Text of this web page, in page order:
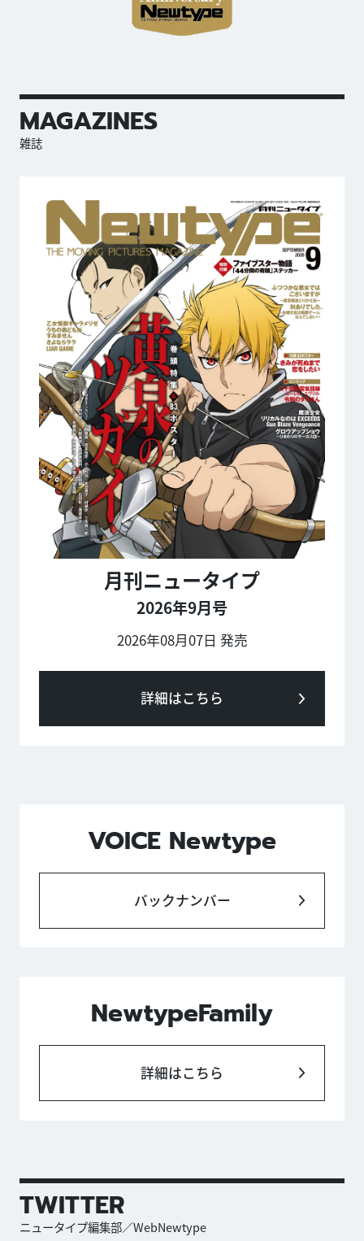
MAGAZINES
雑誌
月刊ニュータイプ
2026年9月号
2026年08月07日 発売
詳細はこちら
VOICE Newtype
バックナンバー
NewtypeFamily
詳細はこちら
TWITTER
ニュータイプ編集部／WebNewtype